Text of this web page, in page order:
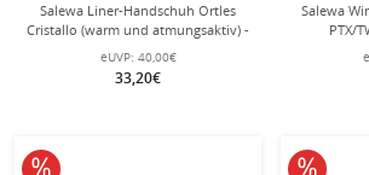
Salewa Liner-Handschuh Ortles
Cristallo (warm und atmungsaktiv) -
schwarz/camou
eUVP: 40,00€
33,20€
Salewa
PTX/
10% reduziert 10%